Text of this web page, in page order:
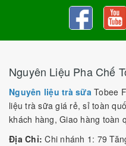
Nguyên Liệu Pha Chế
Nguyên liệu trà sữaTobee
liệu trà sữa giá rẻ, sỉ toàn
khách hàng, Giao hàng toàn
Địa Chỉ: Chi nhánh 1: 79